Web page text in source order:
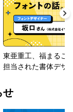
東亜重工、福まるご
担当された書体デザ
せ